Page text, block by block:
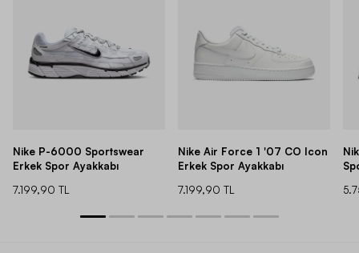
Nike P-6000 Sportswear
Erkek Spor Ayakkabı
7.199,90 TL
Nike Air Force 1 '07 CO Icon
Erkek Spor Ayakkabı
7.199,90 TL